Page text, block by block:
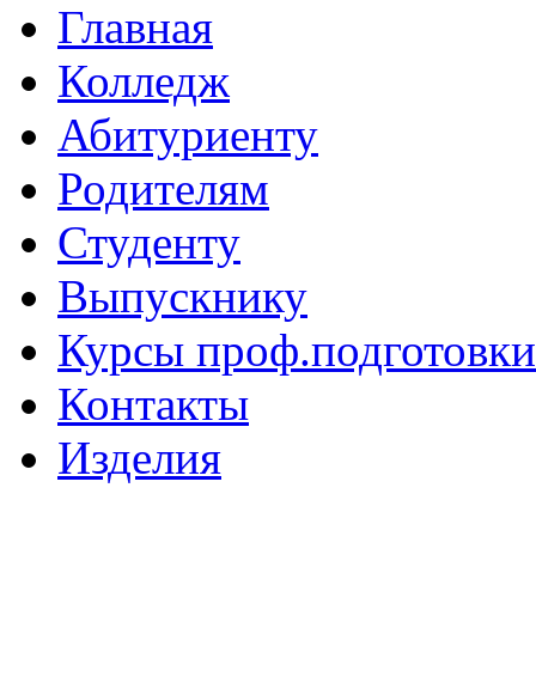
Главная
Колледж
Абитуриенту
Родителям
Студенту
Выпускнику
Курсы проф.подготовки
Контакты
Изделия